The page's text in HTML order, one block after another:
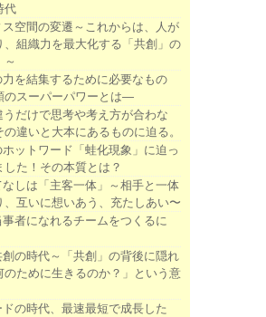
代
ス空間の変遷～これからは、人が
、組織力を最大化する「共創」の
～
力を結集するために必要なもの
スーパーパワーとは―
うだけで思考や考え方が合わな
の違いと大本にあるものに迫る。
ホットワード「蛙化現象」に迫っ
した！その本質とは？
なしは「主客一体」～相手と一体
、互いに想いあう、充たしあい〜
事者になれるチームをつくるに
創の時代～「共創」の背後に隠れ
のために生きるのか？」という意
ドの時代、最速最短で成長した